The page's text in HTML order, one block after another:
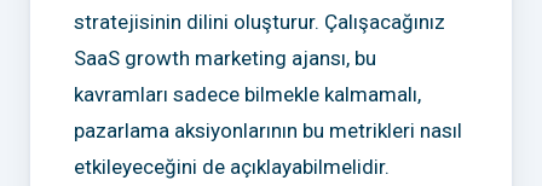
stratejisinin dilini oluşturur. Çalışacağınız
SaaS growth marketing ajansı, bu
kavramları sadece bilmekle kalmamalı,
pazarlama aksiyonlarının bu metrikleri nasıl
etkileyeceğini de açıklayabilmelidir.